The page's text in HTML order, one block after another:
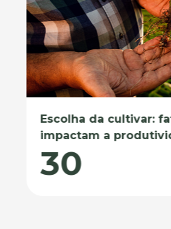
Escolha da cultivar:
impactam a
30